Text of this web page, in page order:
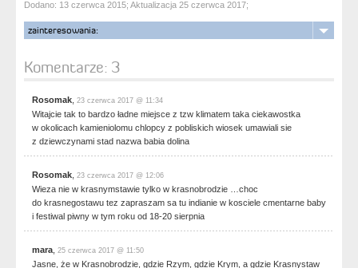
Dodano: 13 czerwca 2015; Aktualizacja 25 czerwca 2017;
zainteresowania:
Komentarze: 3
Rosomak 23 czerwca 2017 @ 11:34
Witajcie tak to bardzo ładne miejsce z tzw klimatem taka ciekawostka
w okolicach kamieniolomu chlopcy z pobliskich wiosek umawiali sie
z dziewczynami stad nazwa babia dolina
Rosomak 23 czerwca 2017 @ 12:06
Wieza nie w krasnymstawie tylko w krasnobrodzie …choc
do krasnegostawu tez zapraszam sa tu indianie w kosciele cmentarne baby
i festiwal piwny w tym roku od 18-20 sierpnia
mara 25 czerwca 2017 @ 11:50
Jasne, że w Krasnobrodzie, gdzie Rzym, gdzie Krym, a gdzie Krasnystaw